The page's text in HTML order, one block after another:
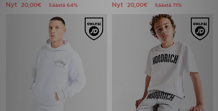
Nyt 20,00€ Säästä 64% Nyt 20,00€ Säästä 71%